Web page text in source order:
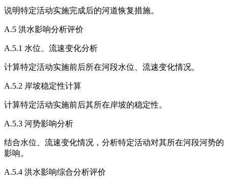
说明特定活动实施完成后的河道恢复措施。
A.5 洪水影响分析评价
A.5.1 水位、流速变化分析
计算特定活动实施前后所在河段水位、流速变化情况。
A.5.2 岸坡稳定性计算
计算特定活动实施前后其所在岸坡的稳定性。
A.5.3 河势影响分析
结合水位、流速变化情况，分析特定活动对其所在河段河势的
影响。
A.5.4 洪水影响综合分析评价